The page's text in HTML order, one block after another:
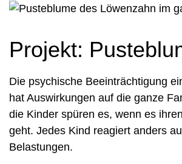
Projekt:
Die psychische Beeinträchtigung
hat Auswirkungen auf die ganze
die Kinder spüren es, wenn es
geht. Jedes Kind reagiert anders
Belastungen.